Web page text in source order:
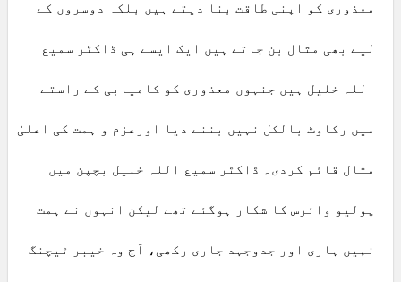
معذوری کو اپنی طاقت بنا دیتے ہیں بلکہ دوسروں کے
لیے بھی مثال بن جاتے ہیں ایک ایسے ہی ڈاکٹر سمیع
اللہ خلیل ہیں جنہوں معذوری کو کامیابی کے راستے
میں رکاوٹ بالکل نہیں بننے دیا اورعزم و ہمت کی اعلیٰ
مثال قائم کردی۔ ڈاکٹر سمیع اللہ خلیل بچپن میں
پولیو وائرس کا شکار ہوگئے تھے لیکن انہوں نے ہمت
نہیں ہاری اور جدوجہد جاری رکھی، آج وہ خیبر ٹیچنگ